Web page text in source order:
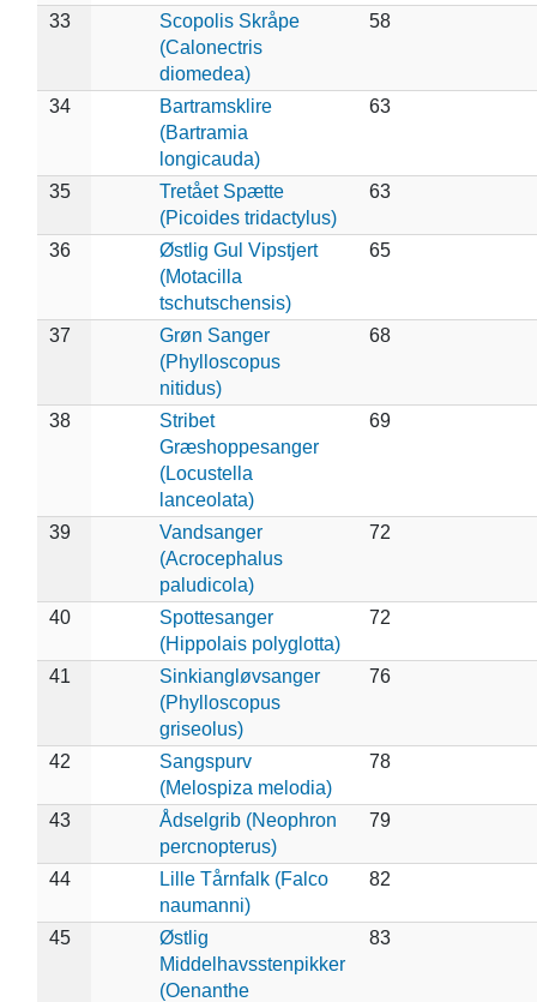
33
Scopolis Skråpe
(Calonectris
diomedea)
58
34
Bartramsklire
(Bartramia
longicauda)
63
35
Tretået Spætte
(Picoides tridactylus)
63
36
Østlig Gul Vipstjert
(Motacilla
tschutschensis)
65
37
Grøn Sanger
(Phylloscopus
nitidus)
68
38
Stribet
Græshoppesanger
(Locustella
lanceolata)
69
39
Vandsanger
(Acrocephalus
paludicola)
72
40
Spottesanger
(Hippolais polyglotta)
72
41
Sinkiangløvsanger
(Phylloscopus
griseolus)
76
42
Sangspurv
(Melospiza melodia)
78
43
Ådselgrib (Neophron
percnopterus)
79
44
Lille Tårnfalk (Falco
naumanni)
82
45
Østlig
Middelhavsstenpikker
(Oenanthe
83